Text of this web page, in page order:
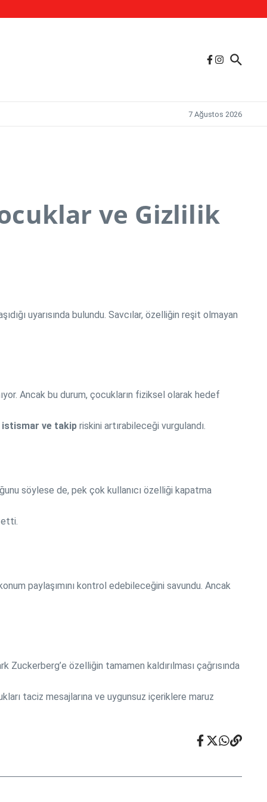
7 Ağustos 2026
ve Gizlilik
uyarısında bulundu. Savcılar, özelliğin reşit olmayan
Ancak bu durum, çocukların fiziksel olarak hedef
istismar ve takip riskini artırabileceği vurgulandı.
söylese de, pek çok kullanıcı özelliği kapatma
etti.
paylaşımını kontrol edebileceğini savundu. Ancak
özelliğin tamamen kaldırılması çağrısında
taciz mesajlarına ve uygunsuz içeriklere maruz